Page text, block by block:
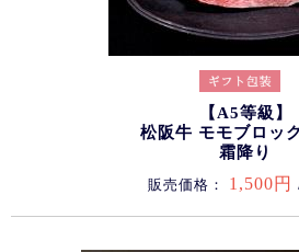
【A5等級】
松阪牛 モモブロッ
霜降り
販売価格： 1,500円